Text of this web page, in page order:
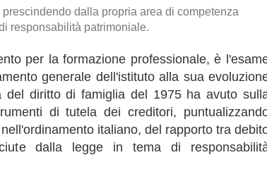
dalla propria area di competenza
responsabilità patrimoniale.
per la formazione professionale, è
generale dell'istituto alla sua
del diritto di famiglia del 1975 ha avuto
di tutela dei creditori,
nell'ordinamento italiano, del rapporto tra
dalla legge in tema di